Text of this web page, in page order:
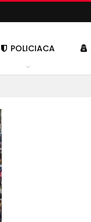
POLICIACA